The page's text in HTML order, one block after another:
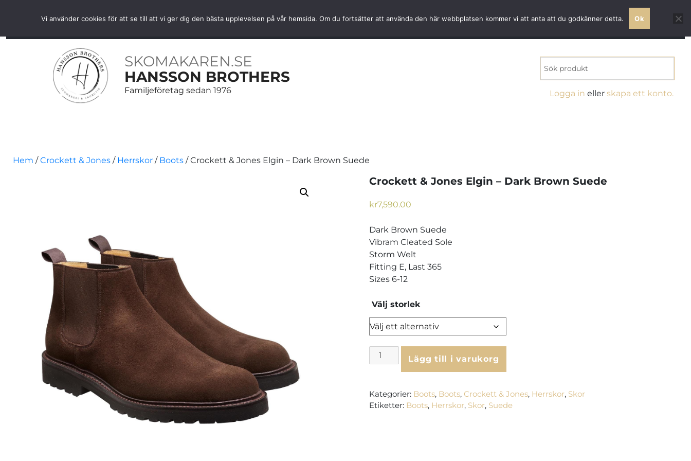
Logga in eller skapa ett konto.
SKOMAKAREN.SE
HANSSON BROTHERS
Familjeföretag sedan 1976
Hem /Crockett & Jones / Herrskor / Boots / Crockett & Jones Elgin – Dark Brown Suede
Crockett & Jones Elgin – Dark Brown Suede
kr7,590.00
Dark Brown Suede
Vibram Cleated Sole
Storm Welt
Fitting E, Last 365
Sizes 6-12
Välj storlek
Crockett
&
Elgin
–
Lägg till i varukorg
Kategorier: Boots, Boots, Crockett & Jones, Herrskor, Skor
Etiketter: Boots, Herrskor, Skor, Suede
Vi använder cookies för att se till att vi ger dig den bästa upplevelsen på vår hemsida. Om du fortsätter att använda den här webbplatsen kommer vi att anta att du godkänner detta. Ok